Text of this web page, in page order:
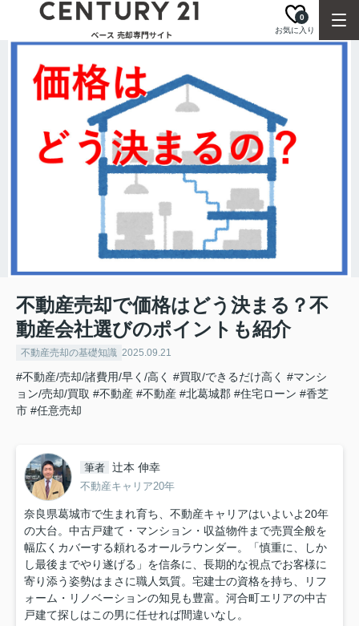
お気に入り
0
不動産売却で価格はどう決まる？不
動産会社選びのポイントも紹介
不動産売却の基礎知識 2025.09.21
#不動産/売却/諸費用/早く/高く #買取/できるだけ高く #マンシ
ョン/売却/買取 #不動産 #不動産 #北葛城郡 #住宅ローン #香芝
市 #任意売却
筆者 辻本 伸幸
不動産キャリア20年
奈良県葛城市で生まれ育ち、不動産キャリアはいよいよ20年
の大台。中古戸建て・マンション・収益物件まで売買全般を
幅広くカバーする頼れるオールラウンダー。「慎重に、しか
し最後までやり遂げる」を信条に、長期的な視点でお客様に
寄り添う姿勢はまさに職人気質。宅建士の資格を持ち、リフ
ォーム・リノベーションの知見も豊富。河合町エリアの中古
戸建て探しはこの男に任せれば間違いなし。